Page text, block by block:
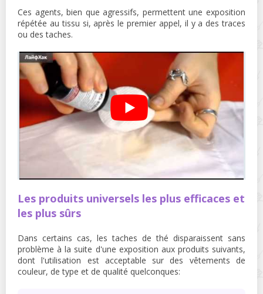
Ces agents, bien que agressifs, permettent une exposition
répétée au tissu si, après le premier appel, il y a des traces
ou des taches.
Les produits universels les plus efficaces et
les plus sûrs
Dans certains cas, les taches de thé disparaissent sans
problème à la suite d'une exposition aux produits suivants,
dont l'utilisation est acceptable sur des vêtements de
couleur, de type et de qualité quelconques: